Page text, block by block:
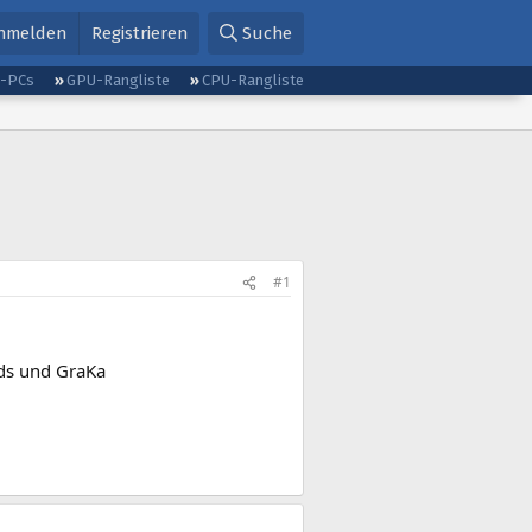
Registrieren Suche
PCs GPU-Rangliste
CPU-Rangliste
#1
und GraKa